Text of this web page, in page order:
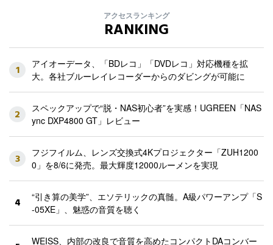
アクセスランキング
RANKING
1
アイオーデータ、「BDレコ」「DVDレコ」対応機種を拡
大。各社ブルーレイレコーダーからのダビングが可能に
2
スペックアップで“脱・NAS初心者”を実感！UGREEN「NAS
ync DXP4800 GT」レビュー
3
フジフイルム、レンズ交換式4Kプロジェクター「ZUH1200
0」を8/6に発売。最大輝度12000ルーメンを実現
4
“引き算の美学”、エソテリックの真髄。A級パワーアンプ「S
-05XE」、魅惑の音質を聴く
WEISS、内部の改良で音質を高めたコンパクトDAコンバー